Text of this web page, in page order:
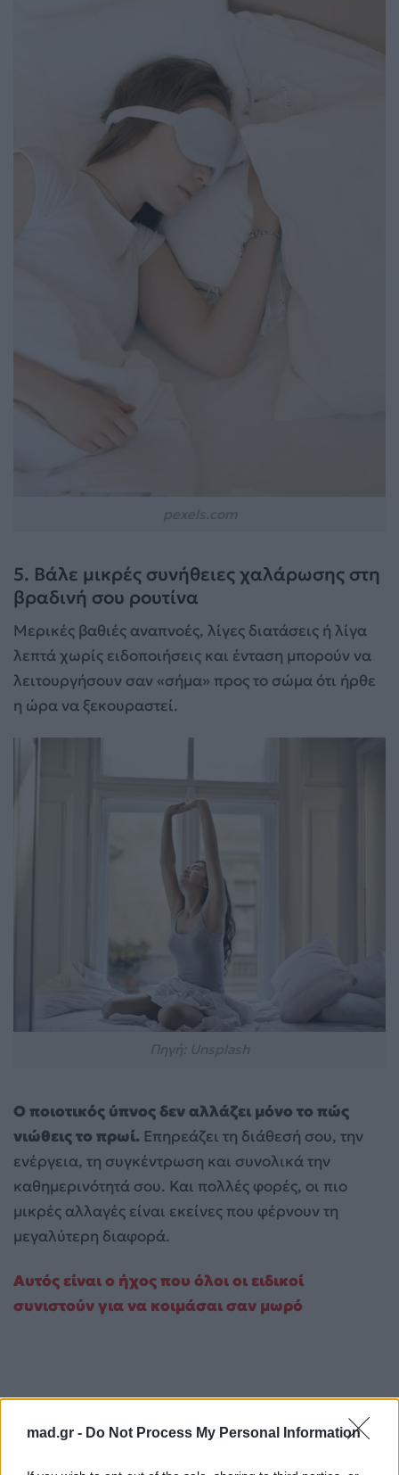
mad.gr - Do Not Process My Personal Information
5. Βάλε μικρές συνήθειες χαλάρωσης στη
βραδινή σου ρουτίνα
Μερικές βαθιές αναπνοές, λίγες διατάσεις ή λίγα
λεπτά χωρίς ειδοποιήσεις και ένταση μπορούν να
λειτουργήσουν σαν «σήμα» προς το σώμα ότι ήρθε
η ώρα να ξεκουραστεί.
Ο ποιοτικός ύπνος δεν αλλάζει μόνο το πώς
νιώθεις το πρωί. Επηρεάζει τη διάθεσή σου, την
ενέργεια, τη συγκέντρωση και συνολικά την
καθημερινότητά σου. Και πολλές φορές, οι πιο
μικρές αλλαγές είναι εκείνες που φέρνουν τη
μεγαλύτερη διαφορά.
Αυτός είναι ο ήχος που όλοι οι ειδικοί
συνιστούν για να κοιμάσαι σαν μωρό